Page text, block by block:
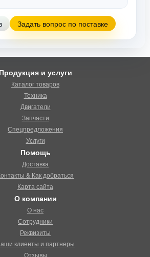
Задать вопрос по поставке
Продукция и услуги
Каталог товаров
Техника
Двигатели
Запчасти
Спецпредложения
Услуги
Помощь
Доставка
& Как добраться
Карта сайта
О компании
О нас
Сотрудники
Реквизиты
клиенты и партнеры
Отзывы